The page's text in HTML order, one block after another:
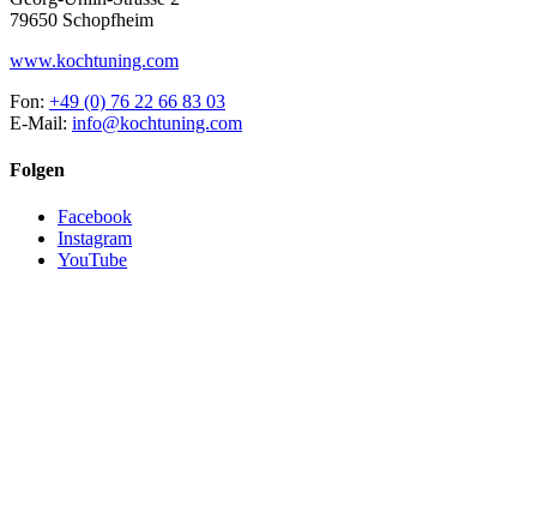
79650 Schopfheim
www.kochtuning.com
Fon: +49 (0) 76 22 66 83 03
E-Mail: info@kochtuning.com
Folgen
Facebook
Instagram
YouTube